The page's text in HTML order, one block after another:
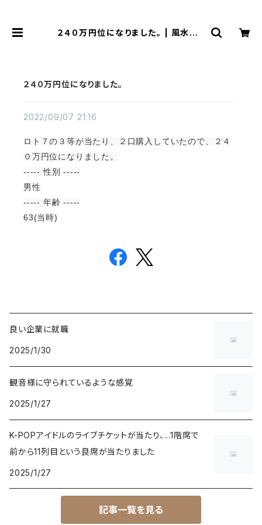
２４０万円位になりました。 | 風水より
２４０万円位になりました。
2022/09/07 21:16
ロト７の３等が当たり、２口購入していたので、２４
０万円位になりました。
----- 性別 -----
男性
----- 年齢 -----
63(当時)
良い企業に就職
2025/1/30
観音様に守られているような感覚
2025/1/27
K-POPアイドルのライブチケットが当たり、...1階席で
前から11列目という良席が当たりました
2025/1/27
記事一覧を見る